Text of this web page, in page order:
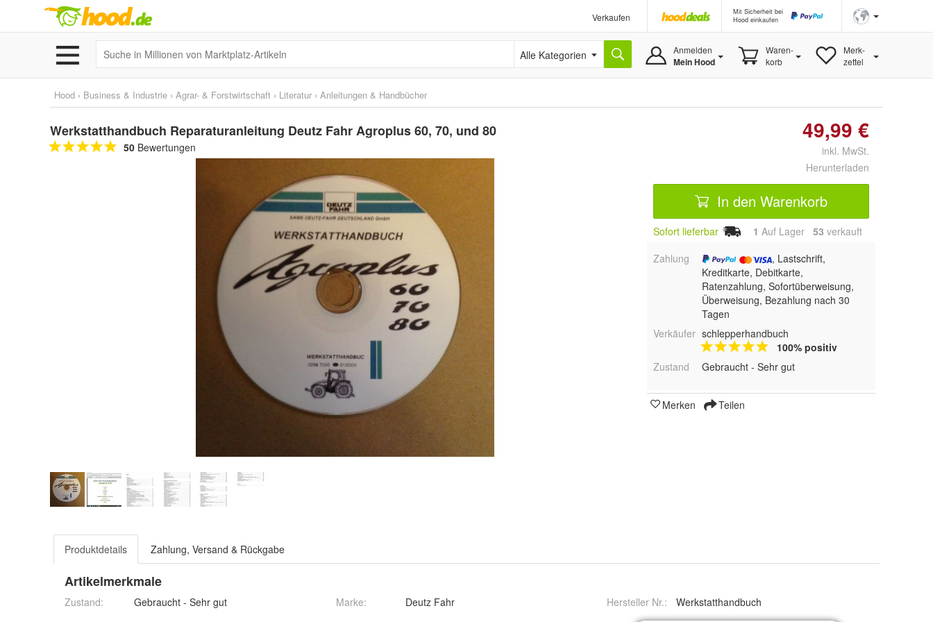
Verkaufen
Mit Sicherheit bei
Hood einkaufen
Alle Kategorien Anmelden
Mein Hood
Waren-
korb
Merk-
zettel
Hood › Business & Industrie › Agrar- & Forstwirtschaft › Literatur › Anleitungen & Handbücher
Werkstatthandbuch Reparaturanleitung Deutz Fahr Agroplus 60, 70, und 80
50 Bewertungen
49,99 €
inkl. MwSt.
Herunterladen
In den Warenkorb
Sofort lieferbar 1 Auf Lager 53 verkauft
Zahlung
, Lastschrift,
Kreditkarte, Debitkarte,
Ratenzahlung, Sofortüberweisung,
Überweisung, Bezahlung nach 30
Tagen
Verkäufer schlepperhandbuch
100% positiv
Zustand
Gebraucht - Sehr gut
Merken Teilen
Produktdetails Zahlung, Versand & Rückgabe
Artikelmerkmale
Zustand: Gebraucht - Sehr gut Marke: Deutz Fahr Hersteller Nr.: Werkstatthandbuch